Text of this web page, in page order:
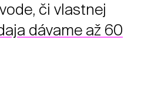
či vlastnej
dávame až 60